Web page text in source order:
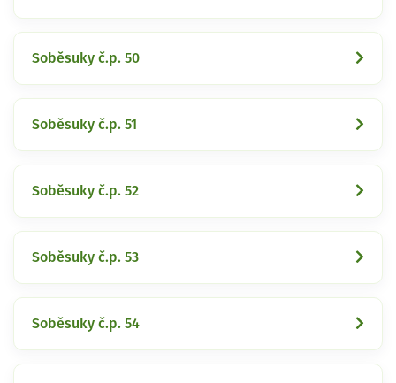
Soběsuky č.p. 50
Soběsuky č.p. 51
Soběsuky č.p. 52
Soběsuky č.p. 53
Soběsuky č.p. 54